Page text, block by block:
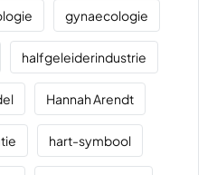
gynaecologie
halfgeleiderindustrie
Hannah Arendt
hart-symbool